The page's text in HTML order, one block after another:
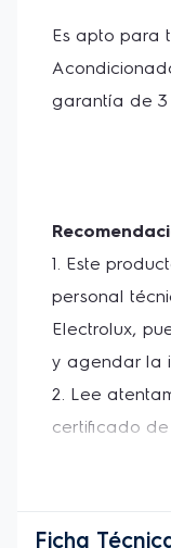
Es apto para
garantía de 3
1. Este
personal
Electrolux,
y agendar la
2. Lee
certificado
Ficha